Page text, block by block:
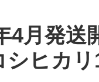
4月発送
シヒカ